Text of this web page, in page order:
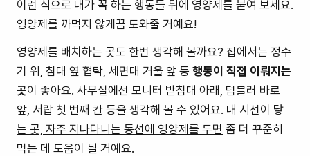
이런 식으로 내가 꼭 하는 행동들 뒤에 영양제를 붙여 보세요.
영양제를 까먹지 않게끔 도와줄 거예요!
영양제를 배치하는 곳도 한번 생각해 볼까요? 집에서는 정수
기 위, 침대 옆 협탁, 세면대 거울 앞 등 행동이 직접 이뤄지는
곳이 좋아요. 사무실에선 모니터 받침대 아래, 텀블러 바로
앞, 서랍 첫 번째 칸 등을 생각해 볼 수 있어요. 내 시선이 닿
는 곳, 자주 지나다니는 동선에 영양제를 두면 좀 더 꾸준히
먹는 데 도움이 될 거예요.